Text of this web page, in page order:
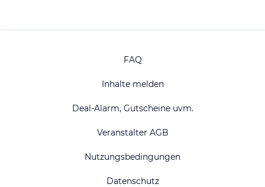
FAQ
Inhalte melden
Deal-Alarm, Gutscheine uvm.
Veranstalter AGB
Nutzungsbedingungen
Datenschutz